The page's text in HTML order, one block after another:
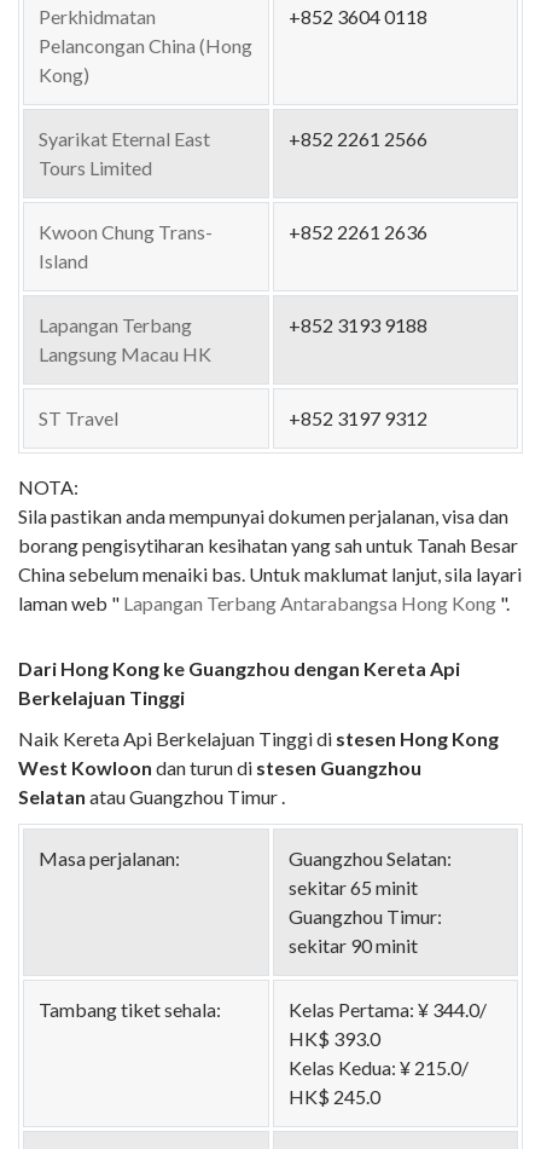
Perkhidmatan
Pelancongan China (Hong
Kong)
+852 3604 0118
Syarikat Eternal East
Tours Limited
+852 2261 2566
Kwoon Chung Trans-
Island
+852 2261 2636
Lapangan Terbang
Langsung Macau HK
+852 3193 9188
ST Travel +852 3197 9312
NOTA:
Sila pastikan anda mempunyai dokumen perjalanan, visa dan
borang pengisytiharan kesihatan yang sah untuk Tanah Besar
China sebelum menaiki bas. Untuk maklumat lanjut, sila layari
laman web " Lapangan Terbang Antarabangsa Hong Kong ".
Dari Hong Kong ke Guangzhou dengan Kereta Api
Berkelajuan Tinggi
Naik Kereta Api Berkelajuan Tinggi di stesen Hong Kong
West Kowloon dan turun di stesen Guangzhou
Selatan atau Guangzhou Timur.
Masa perjalanan:
Guangzhou Selatan:
sekitar 65 minit
Guangzhou Timur:
sekitar 90 minit
Tambang tiket sehala:
Kelas Pertama: ¥ 344.0/
HK$ 393.0
Kelas Kedua: ¥ 215.0/
HK$ 245.0